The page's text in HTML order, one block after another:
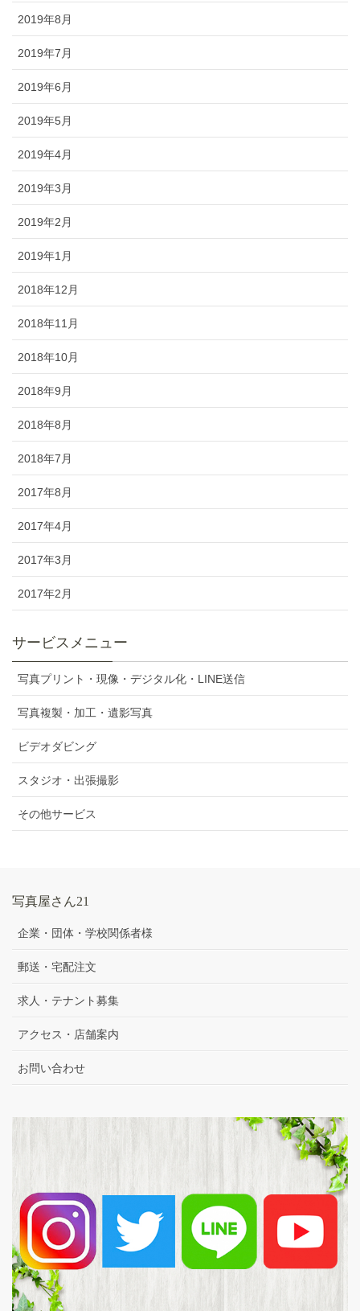
2019年8月
2019年7月
2019年6月
2019年5月
2019年4月
2019年3月
2019年2月
2019年1月
2018年12月
2018年11月
2018年10月
2018年9月
2018年8月
2018年7月
2017年8月
2017年4月
2017年3月
2017年2月
サービスメニュー
写真プリント・現像・デジタル化・LINE送信
写真複製・加工・遺影写真
ビデオダビング
スタジオ・出張撮影
その他サービス
写真屋さん21
企業・団体・学校関係者様
郵送・宅配注文
求人・テナント募集
アクセス・店舗案内
お問い合わせ